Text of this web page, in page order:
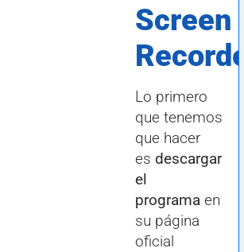
Screen
Recorder
Lo primero
que tenemos
que hacer
es descargar
el
programa en
su página
oficial